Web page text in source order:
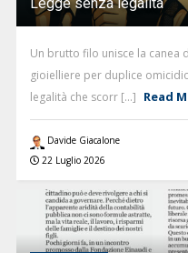
Un brutto filo unisce la canea
gioielliere per duplice
legalità che scorr [...] Read
Davide Giacalone
22 Luglio 2026